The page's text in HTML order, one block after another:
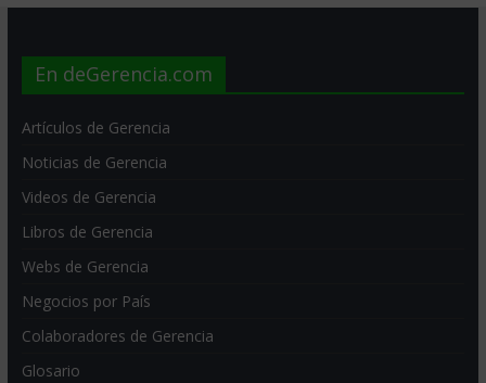
En deGerencia.com
Artículos de Gerencia
Noticias de Gerencia
Videos de Gerencia
Libros de Gerencia
Webs de Gerencia
Negocios por País
Colaboradores de Gerencia
Glosario